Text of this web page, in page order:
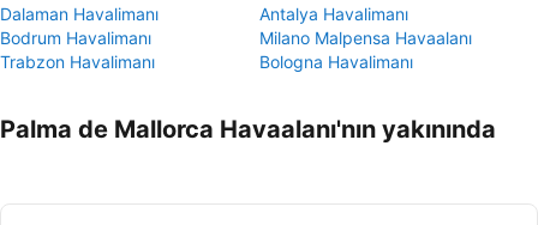
Dalaman Havalimanı
Antalya Havalimanı
Bodrum Havalimanı
Milano Malpensa Havaalanı
Trabzon Havalimanı
Bologna Havalimanı
Palma de Mallorca Havaalanı'nın yakınında